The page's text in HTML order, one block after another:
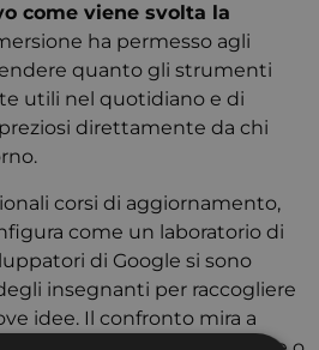
come viene svolta la
ha permesso agli
quanto gli strumenti
utili nel quotidiano e di
direttamente da chi
corsi di aggiornamento,
come un laboratorio di
di Google si sono
insegnanti per raccogliere
idee. Il confronto mira a